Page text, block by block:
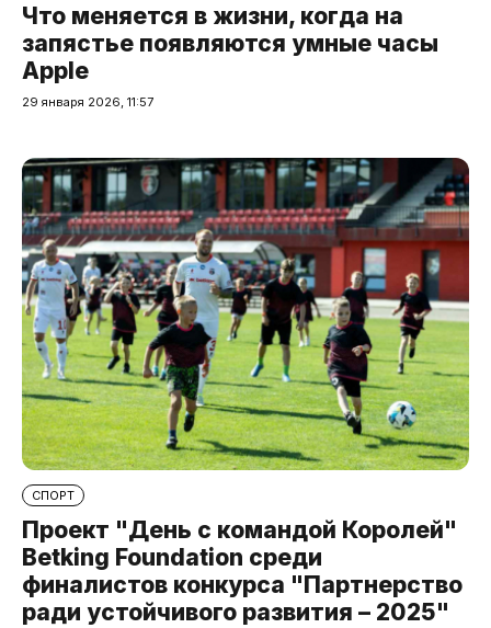
Что меняется в жизни, когда на
запястье появляются умные часы
Apple
29 января 2026, 11:57
СПОРТ
Проект "День с командой Королей"
Betking Foundation среди
финалистов конкурса "Партнерство
ради устойчивого развития – 2025"